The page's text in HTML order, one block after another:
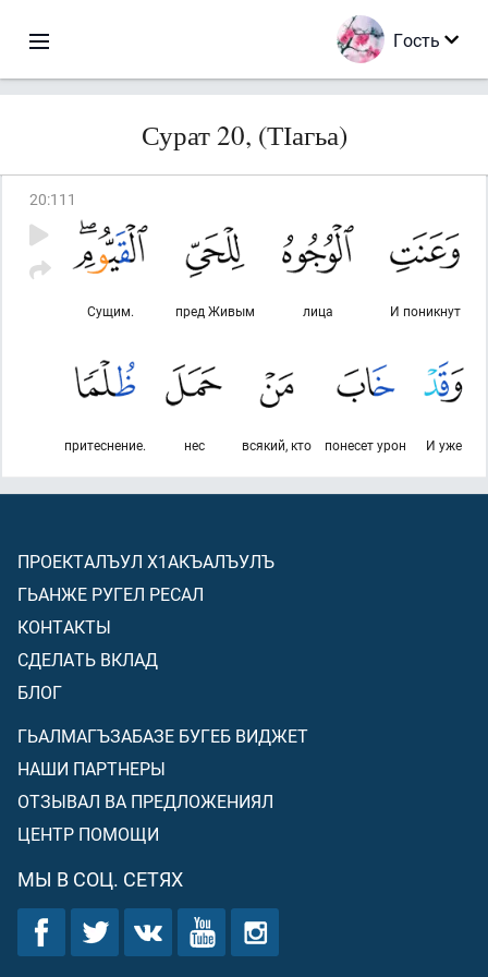
Гость
Сурат 20, (ТІагьа)
20:111
И поникнут
лица
пред Живым
Сущим.
И уже
понесет урон
всякий, кто
нес
притеснение.
ПРОЕКТАЛЪУЛ Х1АКЪАЛЪУЛЪ
ГЬАНЖЕ РУГЕЛ РЕСАЛ
КОНТАКТЫ
СДЕЛАТЬ ВКЛАД
БЛОГ
ГЬАЛМАГЪЗАБАЗЕ БУГЕБ ВИДЖЕТ
НАШИ ПАРТНЕРЫ
ОТЗЫВАЛ ВА ПРЕДЛОЖЕНИЯЛ
ЦЕНТР ПОМОЩИ
МЫ В СОЦ. СЕТЯХ